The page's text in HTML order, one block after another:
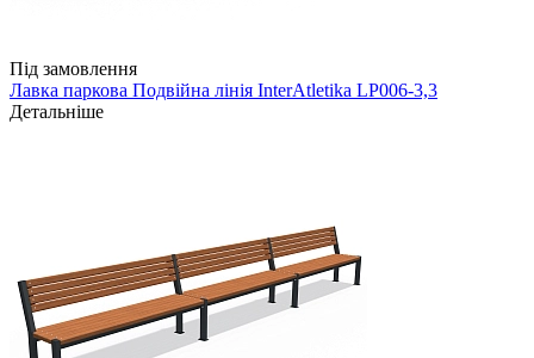
Під замовлення
Лавка паркова Подвійна лінія InterAtletika LP006-3,3
Детальніше